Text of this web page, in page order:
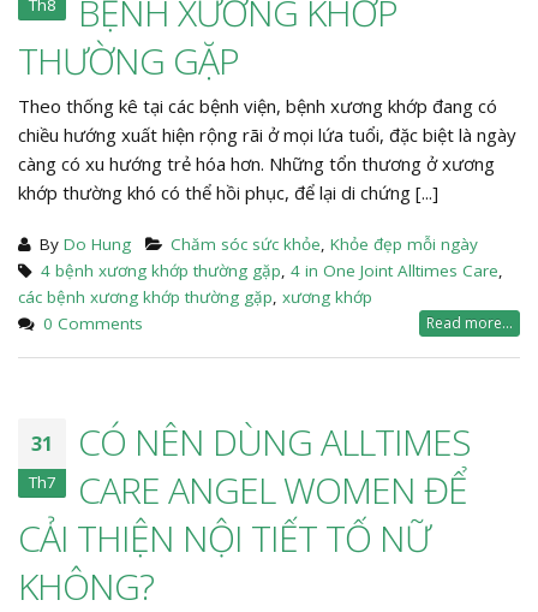
Th8
BỆNH XƯƠNG KHỚP
THƯỜNG GẶP
Theo thống kê tại các bệnh viện, bệnh xương khớp đang có
chiều hướng xuất hiện rộng rãi ở mọi lứa tuổi, đặc biệt là ngày
càng có xu hướng trẻ hóa hơn. Những tổn thương ở xương
khớp thường khó có thể hồi phục, để lại di chứng [...]
By Do Hung Chăm sóc sức khỏe, Khỏe đẹp mỗi ngày
4 bệnh xương khớp thường gặp, 4 in One Joint Alltimes Care,
các bệnh xương khớp thường gặp, xương khớp
0 Comments
Read more...
31
Th7
CÓ NÊN DÙNG ALLTIMES
CARE ANGEL WOMEN ĐỂ
CẢI THIỆN NỘI TIẾT TỐ NỮ
KHÔNG?